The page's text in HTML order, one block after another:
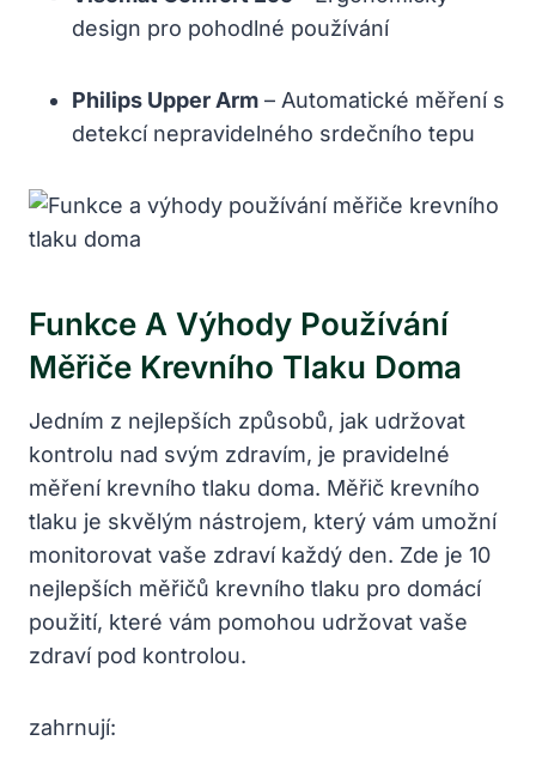
design pro pohodlné používání
Philips Upper Arm – Automatické měření ‌s
detekcí nepravidelného srdečního tepu
Funkce A Výhody Používání
Měřiče Krevního Tlaku Doma
Jedním z nejlepších způsobů, jak udržovat
kontrolu nad svým zdravím, je pravidelné
měření krevního tlaku doma. Měřič krevního
tlaku je skvělým nástrojem, který vám umožní
monitorovat vaše zdraví každý den. Zde je 10
nejlepších měřičů krevního‍ tlaku pro domácí
použití, ​které vám pomohou udržovat vaše
zdraví pod kontrolou.
zahrnují: